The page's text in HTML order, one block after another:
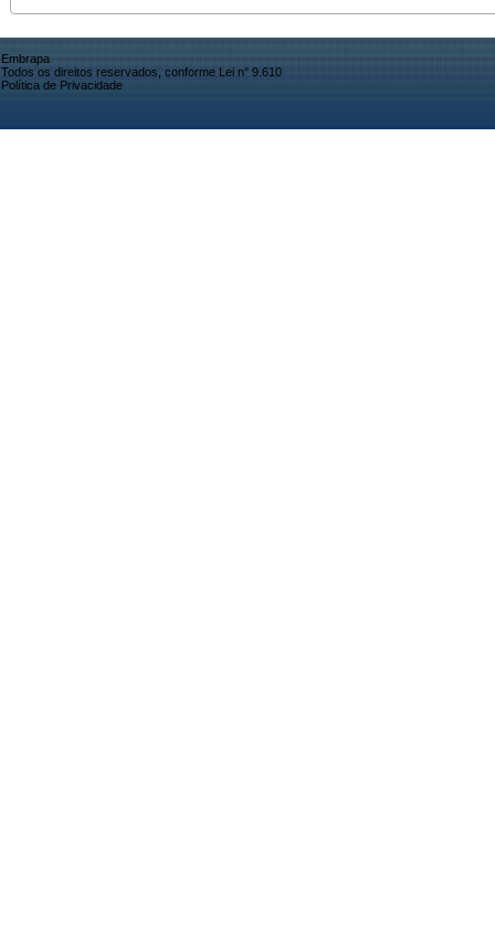
Embrapa
Todos os direitos reservados, conforme Lei n° 9.610
Política de Privacidade